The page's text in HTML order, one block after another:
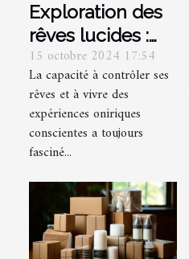
Exploration des
rêves lucides :
techniques et
bénéfices
psychologiques
15 octobre 2024 17:54
La capacité à contrôler ses
rêves et à vivre des
expériences oniriques
conscientes a toujours
fasciné...